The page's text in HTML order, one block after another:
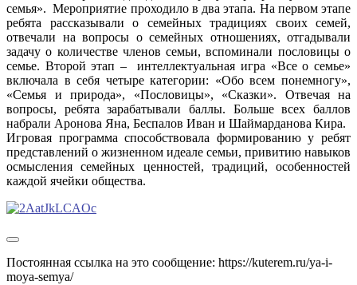
семья». Мероприятие проходило в два этапа. На первом этапе
ребята рассказывали о семейных традициях своих семей,
отвечали на вопросы о семейных отношениях, отгадывали
задачу о количестве членов семьи, вспоминали пословицы о
семье. Второй этап – интеллектуальная игра «Все о семье»
включала в себя четыре категории: «Обо всем понемногу»,
«Семья и природа», «Пословицы», «Сказки». Отвечая на
вопросы, ребята зарабатывали баллы. Больше всех баллов
набрали Аронова Яна, Беспалов Иван и Шаймарданова Кира.
Игровая программа способствовала формированию у ребят
представлений о жизненном идеале семьи, привитию навыков
осмысления семейных ценностей, традиций, особенностей
каждой ячейки общества.
Постоянная ссылка на это сообщение: https://kuterem.ru/ya-i-
moya-semya/